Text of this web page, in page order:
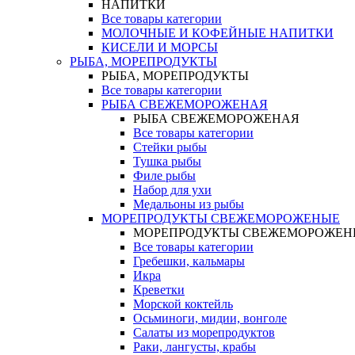
НАПИТКИ
Все товары категории
МОЛОЧНЫЕ И КОФЕЙНЫЕ НАПИТКИ
КИСЕЛИ И МОРСЫ
РЫБА, МОРЕПРОДУКТЫ
РЫБА, МОРЕПРОДУКТЫ
Все товары категории
РЫБА СВЕЖЕМОРОЖЕНАЯ
РЫБА СВЕЖЕМОРОЖЕНАЯ
Все товары категории
Стейки рыбы
Тушка рыбы
Филе рыбы
Набор для ухи
Медальоны из рыбы
МОРЕПРОДУКТЫ СВЕЖЕМОРОЖЕНЫЕ
МОРЕПРОДУКТЫ
Все товары категории
Гребешки, кальмары
Икра
Креветки
Морской коктейль
Осьминоги, мидии, вонголе
Салаты из морепродуктов
Раки, лангусты, крабы